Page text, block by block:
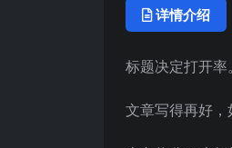
详情介绍
标题决定打开率
文章写得再好，